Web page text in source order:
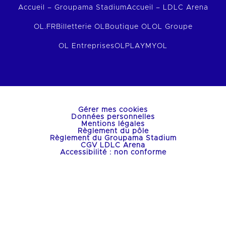
Accueil – Groupama StadiumAccueil – LDLC Arena
OL.FR Billetterie OL Boutique OLOL Groupe
OL EntreprisesOLPLAY MYOL
Gérer mes cookies
Données personnelles
Mentions légales
Règlement du pôle
Règlement du Groupama Stadium
CGV LDLC Arena
Accessibilité : non conforme